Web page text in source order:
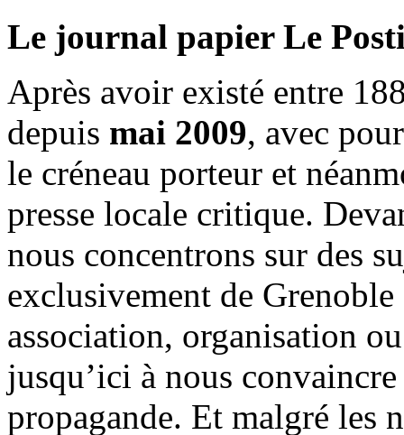
Le journal papier Le
Après avoir existé entre
depuis mai 2009, avec
le créneau porteur et
presse locale critique.
nous concentrons sur des
exclusivement de
association, organisation
jusqu’ici à nous
propagande. Et malgré les